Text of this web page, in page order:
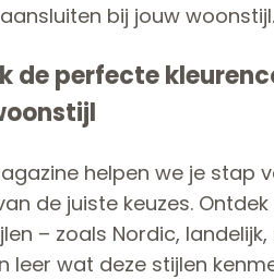
bij jouw woonstijl.
de perfecte
helpen we je stap
de juiste keuzes.
– zoals Nordic,
leer wat deze stijlen